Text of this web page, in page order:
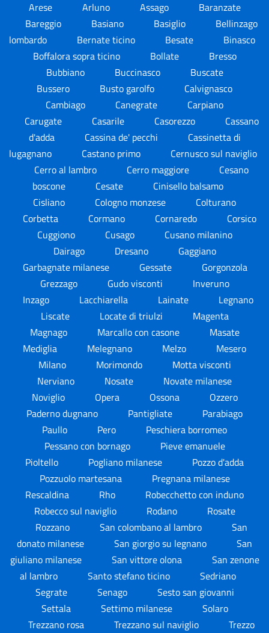
Arese
Arluno Assago
Baranzate
Bareggio
Basiano Basiglio
Bellinzago
lombardo
Bernate ticino Besate
Binasco
Boffalora sopra ticino
Bollate
Bresso
Bubbiano
Buccinasco
Buscate
Bussero
Busto garolfo
Calvignasco
Cambiago
Canegrate
Carpiano
Carugate
Casarile Casorezzo
Cassano
d'adda
Cassina de' pecchi
Cassinetta di
lugagnano
Castano primo
Cernusco sul naviglio
Cerro al lambro
Cerro maggiore
Cesano
boscone
Cesate
Cinisello balsamo
Cisliano
Cologno monzese
Colturano
Corbetta
Cormano Cornaredo
Corsico
Cuggiono
Cusago
Cusano milanino
Dairago
Dresano
Gaggiano
Garbagnate milanese
Gessate
Gorgonzola
Grezzago
Gudo visconti
Inveruno
Inzago
Lacchiarella Lainate
Legnano
Liscate
Locate di triulzi
Magenta
Magnago
Marcallo con casone
Masate
Mediglia
Melegnano Melzo
Mesero
Milano
Morimondo
Motta visconti
Nerviano
Nosate
Novate milanese
Noviglio
Opera Ossona
Ozzero
Paderno dugnano
Pantigliate
Parabiago
Paullo
Pero
Peschiera borromeo
Pessano con bornago
Pieve emanuele
Pioltello
Pogliano milanese
Pozzo d'adda
Pozzuolo martesana
Pregnana milanese
Rescaldina
Rho
Robecchetto con induno
Robecco sul naviglio
Rodano
Rosate
Rozzano
San colombano al lambro
San
donato milanese
San giorgio su legnano
San
giuliano milanese
San vittore olona
San zenone
al lambro
Santo stefano ticino
Sedriano
Segrate
Senago
Sesto san giovanni
Settala
Settimo milanese
Solaro
Trezzano rosa
Trezzano sul naviglio
Trezzo